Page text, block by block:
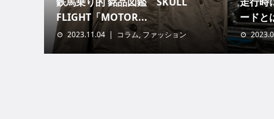
FLIGHT「MOTOR...
2023.11.04 コラム, ファッション
ードと